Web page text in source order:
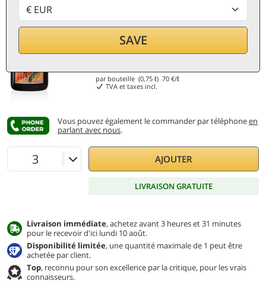
SAVE
52,50€
par bouteille (0,75 ℓ)70 €/ℓ
TVA et taxes incl.
Vous pouvez également le commander par téléphoneen
parlant avec nous.
AJOUTER
LIVRAISON GRATUITE
Livraison immédiate, achetez avant 3 heures et 31 minutes
pour le recevoir d'ici lundi 10 août.
Disponibilité limitée, une quantité maximale de 1 peut être
achetée par client.
Top, reconnu pour son excellence par la critique, pour les vrais
connaisseurs.